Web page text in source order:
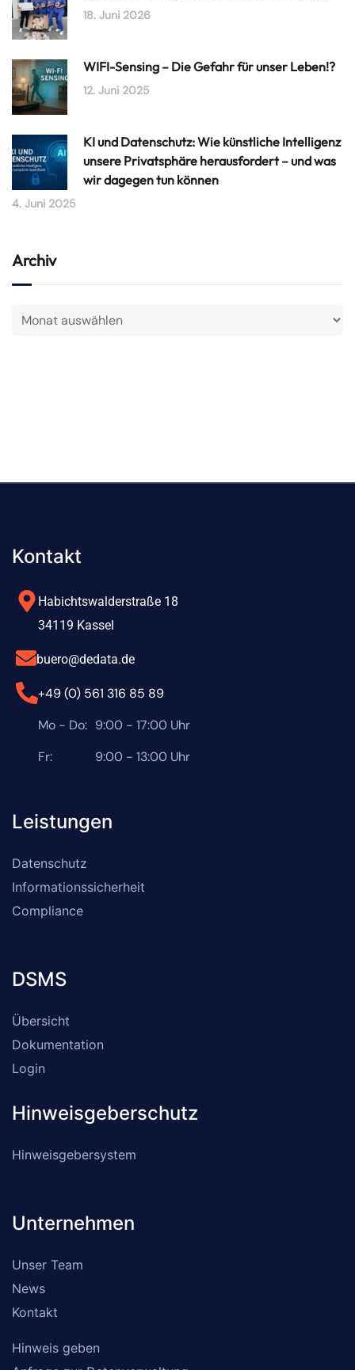
18. Juni 2026
WIFI-Sensing – Die Gefahr für unser Leben!?
12. Juni 2025
KI und Datenschutz: Wie künstliche Intelligenz
unsere Privatsphäre herausfordert – und was
wir dagegen tun können
4. Juni 2025
Archiv
Kontakt
Habichtswalderstraße 18
34119 Kassel
buero@dedata.de
+49 (0) 561 316 85 89
Mo - Do: 9:00 - 17:00 Uhr
Fr:
9:00 - 13:00 Uhr
Leistungen
Datenschutz
Informationssicherheit
Compliance
DSMS
Übersicht
Dokumentation
Login
Hinweisgeberschutz
Hinweisgebersystem
Unternehmen
Unser Team
News
Kontakt
Hinweis geben